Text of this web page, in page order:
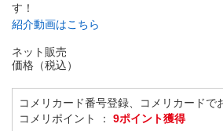
す！
紹介動画はこちら
ネット販売
価格（税込）
コメリカード番号登録、コメリカードで
コメリポイント ： 9ポイント獲得